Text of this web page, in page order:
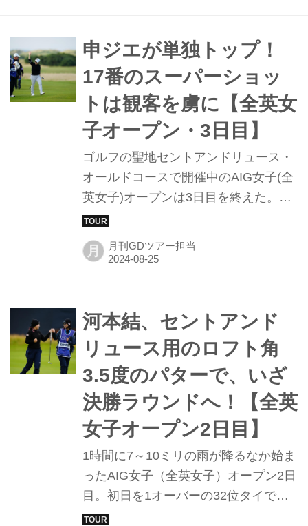
ート。
申ジエが単独トップ！
17番のスーパーショッ
トは観客を虜に【全英女
子オープン・3日目】
ゴルフの聖地セントアンドリュース・
オールドコースで開催中のAIG女子(全
英女子)オープンは3日目を終えた。3
日目は「ムービングサタデー」と言わ
れるが、その言葉どおり、スコアを伸
ばしリーダーボードを駆け上がったの
となった全英女子オープンの初日、2
日目とアンダーで回り、11位タイスタ
ートだったこの日、5アンダーを叩き
出し、単独トップに。なかでもバーデ
ィを奪った17番のセカンドショットは
現地にいるすべての人を虜にした一打
だった。ゴルフダイジェスト特派記者
が現地からレポートする。
月 月刊GDツアー担当
河本結、セントアンド
リュース用のロフト角
3.5度のパターで、いざ
決勝ラウンドへ！【全英
女子オープン2日目】
1時間に7～10ミリの雨が降るなか始ま
ったAIG女子（全英女子）オープン2日
目。初日を1オーバーの32位タイでま
とめた河本結は現地時間の8時06分に